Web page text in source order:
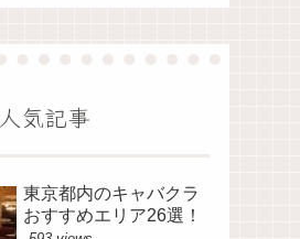
人気記事
東京都内のキャバクラ
おすすめエリア26選！